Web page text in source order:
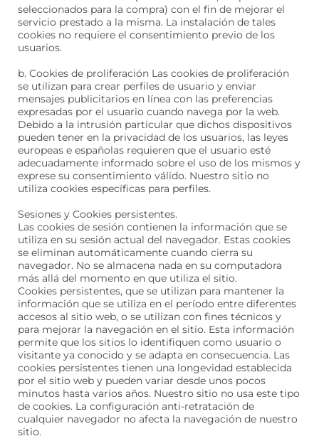
seleccionados para la compra) con el fin de mejorar el
servicio prestado a la misma. La instalación de tales
cookies no requiere el consentimiento previo de los
usuarios.
b. Cookies de proliferación Las cookies de proliferación
se utilizan para crear perfiles de usuario y enviar
mensajes publicitarios en línea con las preferencias
expresadas por el usuario cuando navega por la web.
Debido a la intrusión particular que dichos dispositivos
pueden tener en la privacidad de los usuarios, las leyes
europeas e españolas requieren que el usuario esté
adecuadamente informado sobre el uso de los mismos y
exprese su consentimiento válido. Nuestro sitio no
utiliza cookies específicas para perfiles.
Sesiones y Cookies persistentes.
Las cookies de sesión contienen la información que se
utiliza en su sesión actual del navegador. Estas cookies
se eliminan automáticamente cuando cierra su
navegador. No se almacena nada en su computadora
más allá del momento en que utiliza el sitio.
Cookies persistentes, que se utilizan para mantener la
información que se utiliza en el período entre diferentes
accesos al sitio web, o se utilizan con fines técnicos y
para mejorar la navegación en el sitio. Esta información
permite que los sitios lo identifiquen como usuario o
visitante ya conocido y se adapta en consecuencia. Las
cookies persistentes tienen una longevidad establecida
por el sitio web y pueden variar desde unos pocos
minutos hasta varios años. Nuestro sitio no usa este tipo
de cookies. La configuración anti-retratación de
cualquier navegador no afecta la navegación de nuestro
sitio.